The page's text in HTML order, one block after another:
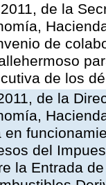
de la
de
de los
de la
del
la Entrada